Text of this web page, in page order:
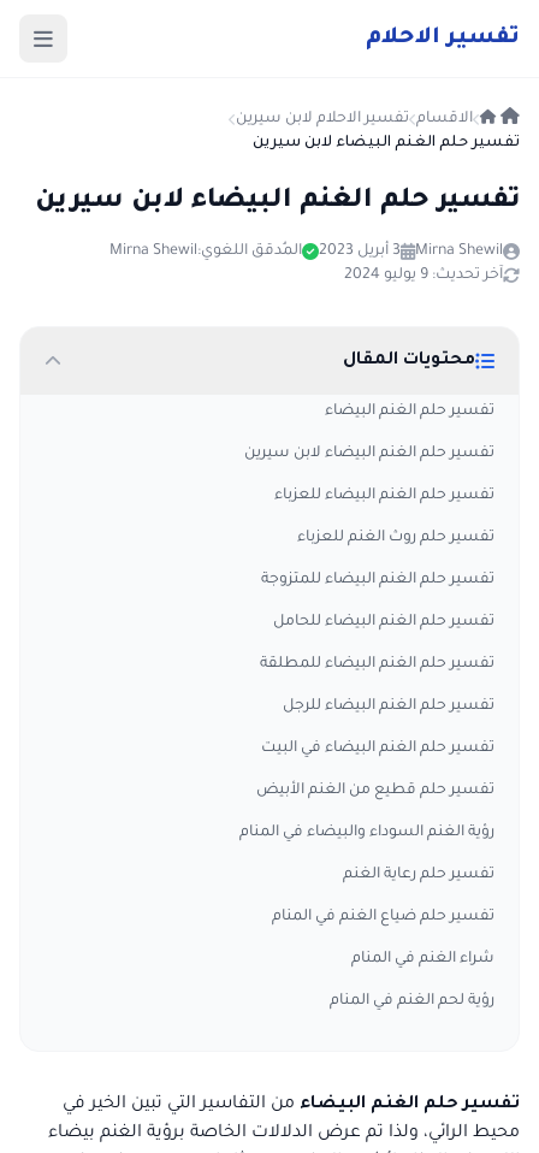
تفسير الاحلام
الاقسام تفسير الاحلام لابن سيرين
تفسير حلم الغنم البيضاء لابن سيرين
تفسير حلم الغنم البيضاء لابن سيرين
Mirna Shewil 3 أبريل 2023 المُدقق اللغوي:Mirna Shewil
آخر تحديث: 9 يوليو 2024
محتويات المقال
تفسير حلم الغنم البيضاء
تفسير حلم الغنم البيضاء لابن سيرين
تفسير حلم الغنم البيضاء للعزباء
تفسير حلم روث الغنم للعزباء
تفسير حلم الغنم البيضاء للمتزوجة
تفسير حلم الغنم البيضاء للحامل
تفسير حلم الغنم البيضاء للمطلقة
تفسير حلم الغنم البيضاء للرجل
تفسير حلم الغنم البيضاء في البيت
تفسير حلم قطيع من الغنم الأبيض
رؤية الغنم السوداء والبيضاء في المنام
تفسير حلم رعاية الغنم
تفسير حلم ضياع الغنم في المنام
شراء الغنم في المنام
رؤية لحم الغنم في المنام
تفسير حلم الغنم البيضاء من التفاسير التي تبين الخير في
محيط الرائي، ولذا تم عرض الدلالات الخاصة برؤية الغنم بيضاء